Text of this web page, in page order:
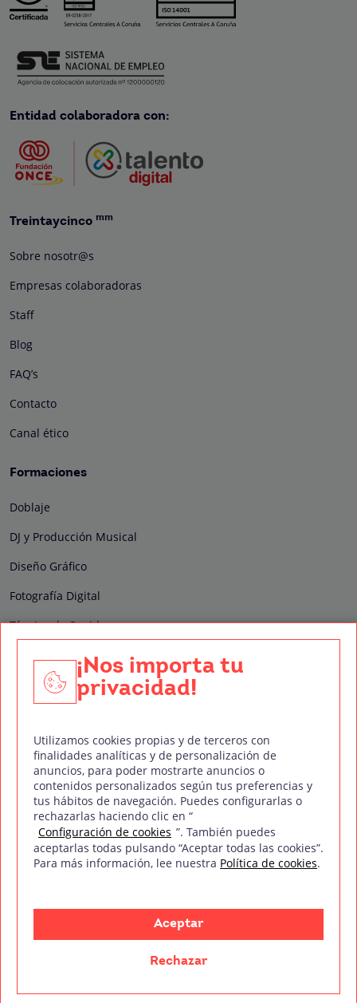
Entidad colaboradora con:
Treintaycinco mm
Sobre nosotr@s
Empresas colaboradoras
Staff
Blog
FAQ’s
Contacto
Canal ético
Formaciones
Doblaje
DJ y Producción Musical
Diseño Gráfico
Fotografía Digital
Técnico de Sonido
Edición y Postproducción de Vídeo
Nuestros sellos de calidad
Síguenos en Redes Sociales
mm 2026
Política de privacidad Política de cookies
Aviso legal
¡Nos importa tu
privacidad!
Utilizamos cookies propias y de terceros con
finalidades analíticas y de personalización de
anuncios, para poder mostrarte anuncios o
contenidos personalizados según tus preferencias y
tus hábitos de navegación. Puedes configurarlas o
rechazarlas haciendo clic en “
Configuración de cookies ”. También puedes
aceptarlas todas pulsando “Aceptar todas las cookies”.
Para más información, lee nuestra Política de cookies.
Aceptar
Rechazar